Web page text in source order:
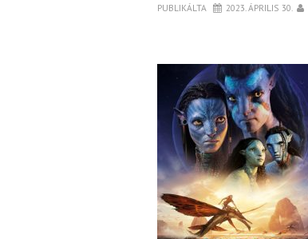
PUBLIKÁLTA 2023. ÁPRILIS 30.